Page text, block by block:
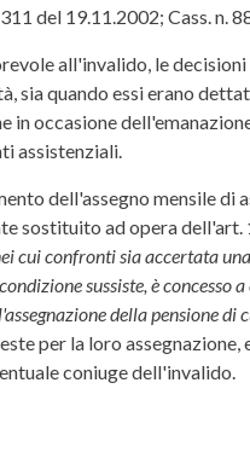
del 19.11.2002; Cass. n.
all'invalido, le
sia quando essi erano
in occasione
assistenziali.
dell'assegno mensile di
sostituito ad opera
cui confronti sia accertata
sussiste, è concesso
della pensione di
per la loro
coniuge dell'invalido.